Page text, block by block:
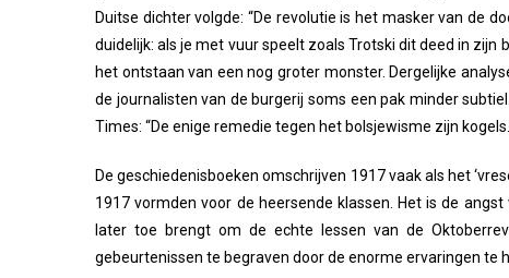
Duitse dichter volgde: “De revolutie is het masker van de
duidelijk: als je met vuur speelt zoals Trotski dit deed in
het ontstaan van een nog groter monster. Dergelijke
de journalisten van de burgerij soms een pak minder
Times: “De enige remedie tegen het bolsjewisme zijn
De geschiedenisboeken omschrijven 1917 vaak als het
1917 vormden voor de heersende klassen. Het is de
later toe brengt om de echte lessen van de
gebeurtenissen te begraven door de enorme ervaringen te